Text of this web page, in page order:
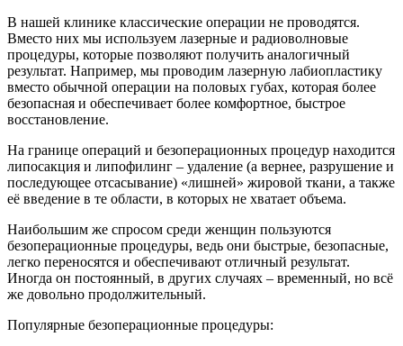
В нашей клинике классические операции не проводятся.
Вместо них мы используем лазерные и радиоволновые
процедуры, которые позволяют получить аналогичный
результат. Например, мы проводим лазерную лабиопластику
вместо обычной операции на половых губах, которая более
безопасная и обеспечивает более комфортное, быстрое
восстановление.
На границе операций и безоперационных процедур находится
липосакция и липофилинг – удаление (а вернее, разрушение и
последующее отсасывание) «лишней» жировой ткани, а также
её введение в те области, в которых не хватает объема.
Наибольшим же спросом среди женщин пользуются
безоперационные процедуры, ведь они быстрые, безопасные,
легко переносятся и обеспечивают отличный результат.
Иногда он постоянный, в других случаях – временный, но всё
же довольно продолжительный.
Популярные безоперационные процедуры: